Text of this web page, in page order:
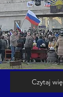
Kalendarium
Czytaj